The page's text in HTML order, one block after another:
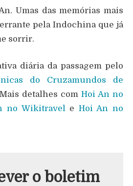
Umas das memórias mais
pela Indochina que já
sorrir.
diária da passagem pelo
do Cruzamundos de
detalhes com Hoi An no
no Wikitravel e Hoi An no
o boletim